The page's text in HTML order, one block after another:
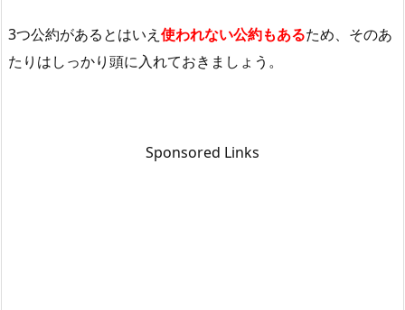
3つ公約があるとはいえ 使われない公約もあるため、そのあ
たりはしっかり頭に入れておきましょう。
Sponsored Links